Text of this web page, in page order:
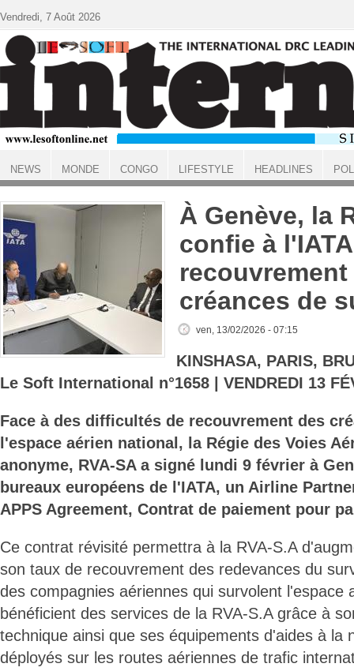
ACCUEIL
À Genève, la
confie à
recouvrement
créances de
ven, 13/02/2026 - 07:15
KINSHASA, PARIS,
Le Soft International n°1658 | VENDREDI 13
Face à des difficultés de recouvrement des
l'espace aérien national, la Régie des Voies
anonyme, RVA-SA a signé lundi 9 février à
bureaux européens de l'IATA, un Airline
APPS Agreement, Contrat de paiement pour
Ce contrat révisité permettra à la RVA-S.A
son taux de recouvrement des redevances du
des compagnies aériennes qui survolent l'espace
bénéficient des services de la RVA-S.A grâce à
technique ainsi que ses équipements d'aides à la
déployés sur les routes aériennes de trafic
Vendredi, 7 Août 2026
NEWS MONDE CONGO LIFESTYLE HEADLINES